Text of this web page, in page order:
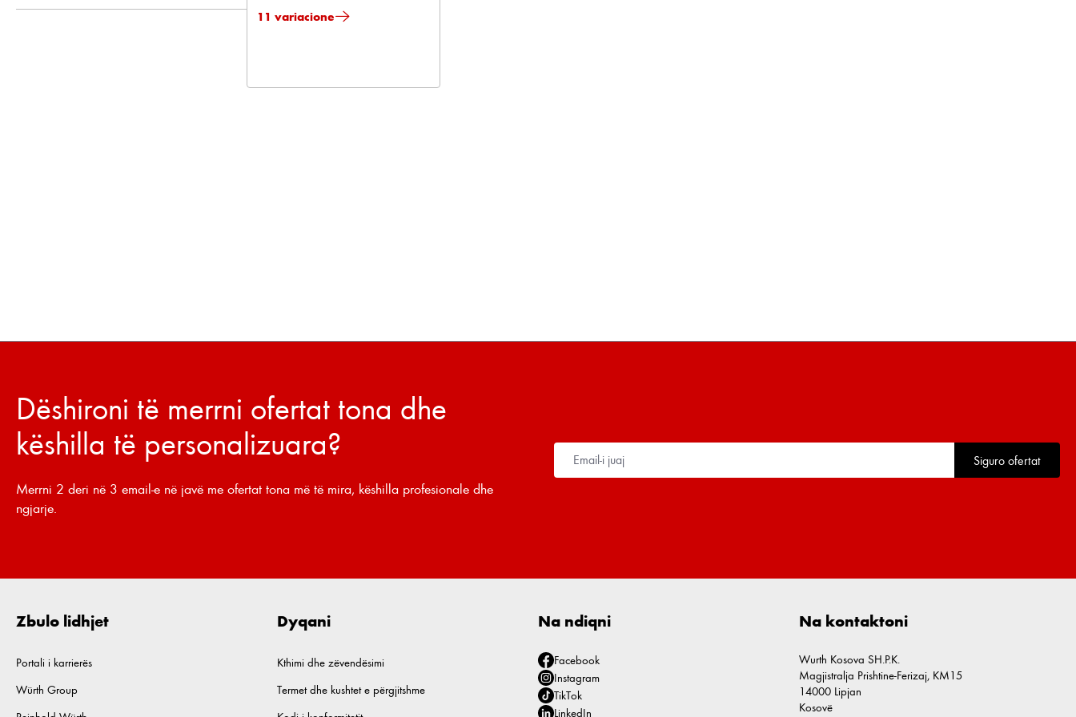
11 variacione
Dëshironi të merrni ofertat tona dhe
këshilla të personalizuara?
Merrni 2 deri në 3 email-e në javë me ofertat tona më të mira, këshilla profesionale dhe
ngjarje.
Siguro ofertat
Zbulo lidhjet
Portali i karrierës
Würth Group
Dyqani
Kthimi dhe zëvendësimi
Termet dhe kushtet e përgjitshme
Na ndiqni
Facebook
Instagram
TikTok
LinkedIn
Na kontaktoni
Wurth Kosova SH.P.K.
Magjistralja Prishtine-Ferizaj, KM15
14000 Lipjan
Kosovë